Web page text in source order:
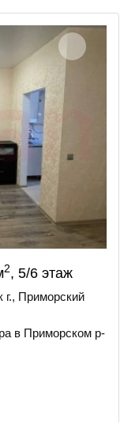
2, 5/6 этаж
г., Приморский
в Приморском р-